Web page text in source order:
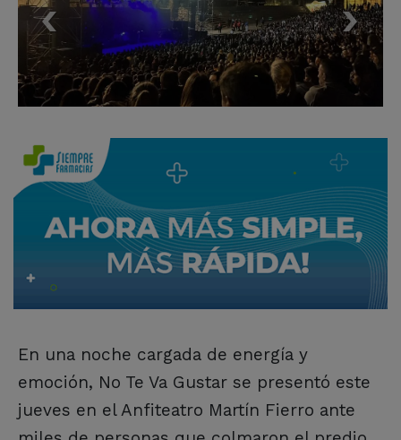
En una noche cargada de energía y
emoción, No Te Va Gustar se presentó este
jueves en el Anfiteatro Martín Fierro ante